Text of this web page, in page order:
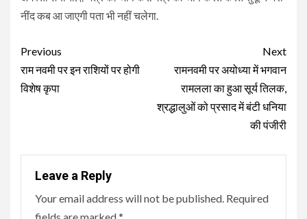
नींद कब आ जाएगी पता भी नहीं चलेगा.
Continue
Reading
Previous
राम नवमी पर इन राशियों पर होगी
विशेष कृपा
Next
रामनवमी पर अयोध्या में भगवान
रामलला का हुआ सूर्य तिलक,
श्रद्धालुओं को प्रसाद में बंटी धनिया
की पंजीरी
Leave a Reply
Your email address will not be published. Required